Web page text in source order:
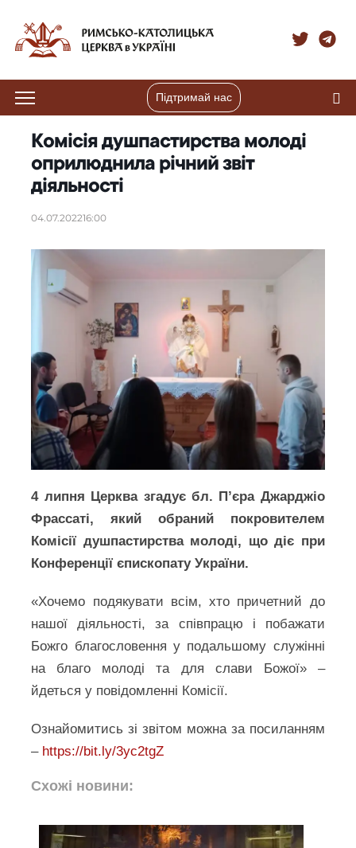
Підтримай нас
Комісія душпастирства молоді
оприлюднила річний звіт
діяльності
04.07.202216:00
4 липня Церква згадує бл. П’єра Джарджіо
Фрассаті, який обраний покровителем
Комісії душпастирства молоді, що діє при
Конференції єпископату України.
«Хочемо подякувати всім, хто причетний до
нашої діяльності, за співпрацю і побажати
Божго благословення у подальшому служінні
на благо молоді та для слави Божої» –
йдеться у повідомленні Комісії.
Ознайомитись зі звітом можна за посиланням
– ​ https://bit.ly/3yc2tgZ
Схожі новини: